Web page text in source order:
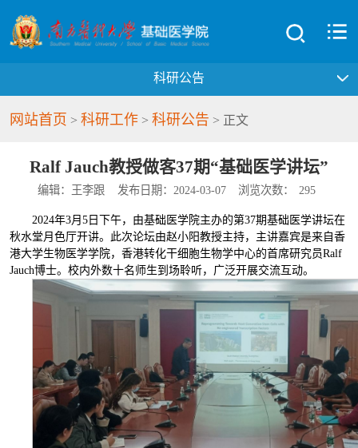
科研公告
网站首页 > 科研工作> 科研公告 > 正文
Ralf Jauch教授做客37期“基础医学讲坛”
编辑：王李跟 发布日期：2024-03-07 浏览次数： 295
2024年3月5日下午，由基础医学院主办的第37期基础医学讲坛在
秋水堂月色厅开讲。此次论坛由赵小阳教授主持，主讲嘉宾是来自香
港大学生物医学学院，香港转化干细胞生物学中心的首席研究员Ralf
Jauch博士。校内外数十名师生到场聆听，广泛开展交流互动。